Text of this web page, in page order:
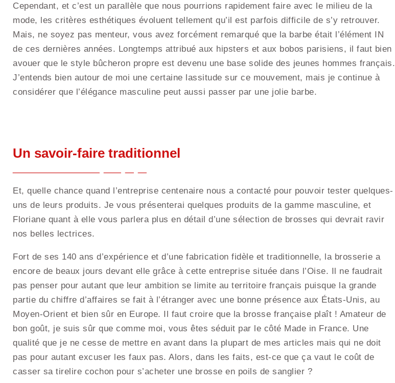
Cependant, et c’est un parallèle que nous pourrions rapidement faire avec le milieu de la
mode, les critères esthétiques évoluent tellement qu’il est parfois difficile de s’y retrouver.
Mais, ne soyez pas menteur, vous avez forcément remarqué que la barbe était l’élément IN
de ces dernières années. Longtemps attribué aux hipsters et aux bobos parisiens, il faut bien
avouer que le style bûcheron propre est devenu une base solide des jeunes hommes français.
J’entends bien autour de moi une certaine lassitude sur ce mouvement, mais je continue à
considérer que l’élégance masculine peut aussi passer par une jolie barbe.
Un savoir-faire traditionnel
Et, quelle chance quand l’entreprise centenaire nous a contacté pour pouvoir tester quelques-
uns de leurs produits. Je vous présenterai quelques produits de la gamme masculine, et
Floriane quant à elle vous parlera plus en détail d’une sélection de brosses qui devrait ravir
nos belles lectrices.
Fort de ses 140 ans d’expérience et d’une fabrication fidèle et traditionnelle, la brosserie a
encore de beaux jours devant elle grâce à cette entreprise située dans l’Oise. Il ne faudrait
pas penser pour autant que leur ambition se limite au territoire français puisque la grande
partie du chiffre d’affaires se fait à l’étranger avec une bonne présence aux États-Unis, au
Moyen-Orient et bien sûr en Europe. Il faut croire que la brosse française plaît ! Amateur de
bon goût, je suis sûr que comme moi, vous êtes séduit par le côté Made in France. Une
qualité que je ne cesse de mettre en avant dans la plupart de mes articles mais qui ne doit
pas pour autant excuser les faux pas. Alors, dans les faits, est-ce que ça vaut le coût de
casser sa tirelire cochon pour s’acheter une brosse en poils de sanglier ?